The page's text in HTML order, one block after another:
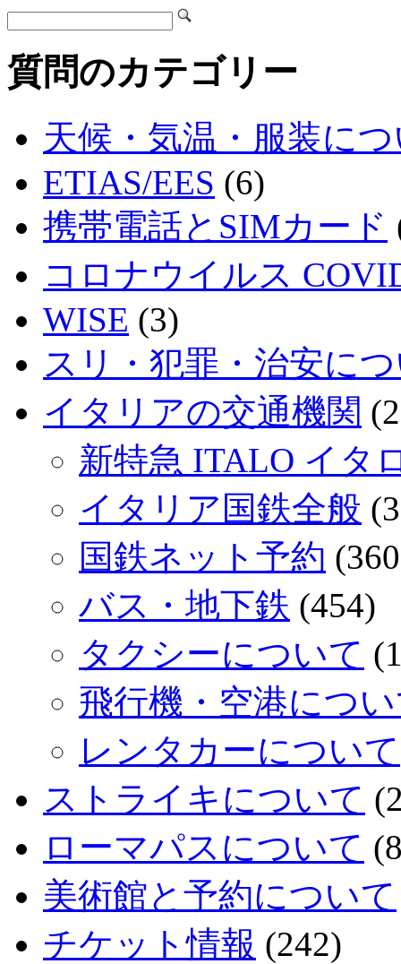
質問のカテゴリー
天候・気温・服装に
ETIAS/EES (6)
携帯電話とSIMカード
コロナウイルス
WISE (3)
スリ・犯罪・治安に
イタリアの交通機関
新特急 ITALO イタ
イタリア国鉄全般
国鉄ネット予約
バス・地下鉄 (454)
タクシーについて
飛行機・空港につ
レンタカーについて
ストライキについて
ローマパスについて
美術館と予約について
チケット情報 (242)